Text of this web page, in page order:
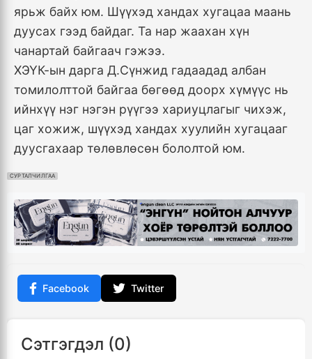
ярьж байх юм. Шүүхэд хандах хугацаа маань
дуусах гээд байдаг. Та нар жаахан хүн
чанартай байгаач гэжээ.
ХЭҮК-ын дарга Д.Сүнжид гадаадад албан
томилолттой байгаа бөгөөд доорх хүмүүс нь
ийнхүү нэг нэгэн рүүгээ хариуцлагыг чихэж,
цаг хожиж, шүүхэд хандах хуулийн хугацааг
дуусгахаар төлөвлөсөн бололтой юм.
СУРТАЛЧИЛГАА
Facebook Twitter
Сэтгэгдэл (0)